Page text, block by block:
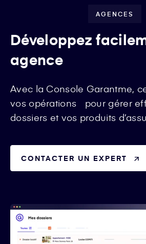
AGENCES
Développez
agence
Avec la Console Garantme,
vos opérations pour gérer
dossiers et vos produits
CONTACTER UN EXPERT